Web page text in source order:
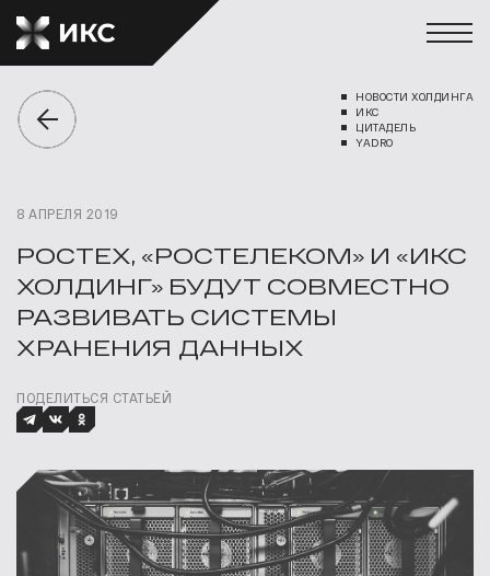
НОВОСТИ ХОЛДИНГА
ИКС
ЦИТАДЕЛЬ
YADRO
8 АПРЕЛЯ 2019
РОСТЕХ, «РОСТЕЛЕКОМ» И «ИКС
ХОЛДИНГ» БУДУТ СОВМЕСТНО
РАЗВИВАТЬ СИСТЕМЫ
ХРАНЕНИЯ ДАННЫХ
ПОДЕЛИТЬСЯ СТАТЬЕЙ